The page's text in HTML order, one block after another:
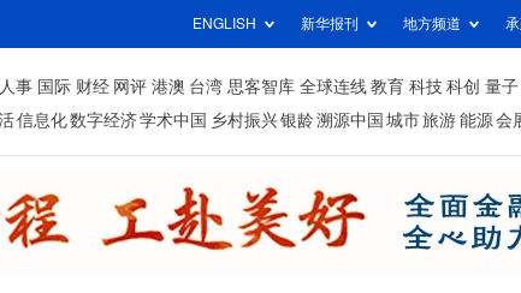
ENGLISH 新华报刊 地方频道
人事 国际 财经 网评 港澳 台湾 思客智库 全球连线 教育 科技 科创 量子
信息化数字经济学术中国 乡村振兴银龄溯源中国 城市旅游 能源 会